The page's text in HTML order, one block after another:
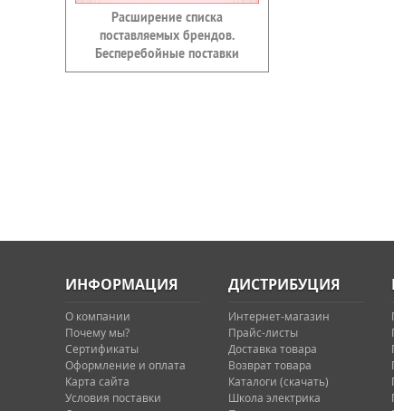
Расширение списка
поставляемых брендов.
Бесперебойные поставки
ИНФОРМАЦИЯ
О компании
Почему мы?
Сертификаты
Оформление и оплата
Карта сайта
Условия поставки
ДИСТРИБУЦИЯ
Интернет-магазин
Прайс-листы
Доставка товара
Возврат товара
Каталоги (скачать)
Школа электрика